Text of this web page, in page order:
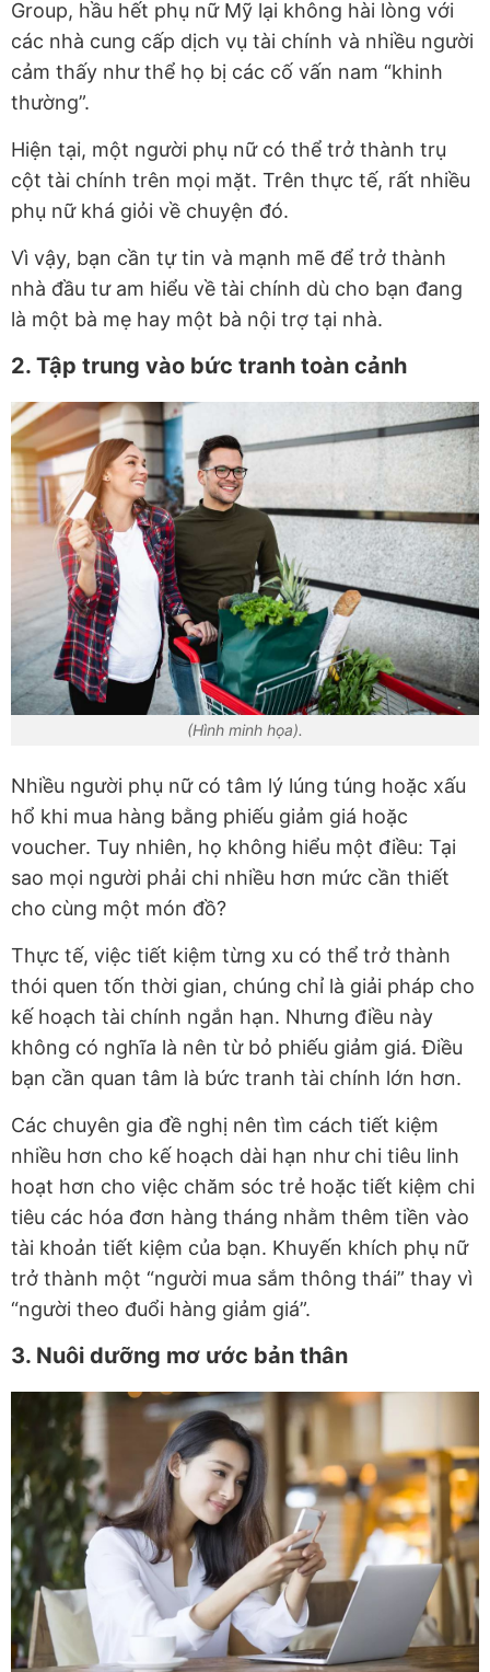
Group, hầu hết phụ nữ Mỹ lại không hài lòng với
các nhà cung cấp dịch vụ tài chính và nhiều người
cảm thấy như thể họ bị các cố vấn nam “khinh
thường”.
Hiện tại, một người phụ nữ có thể trở thành trụ
cột tài chính trên mọi mặt. Trên thực tế, rất nhiều
phụ nữ khá giỏi về chuyện đó.
Vì vậy, bạn cần tự tin và mạnh mẽ để trở thành
nhà đầu tư am hiểu về tài chính dù cho bạn đang
là một bà mẹ hay một bà nội trợ tại nhà.
2. Tập trung vào bức tranh toàn cảnh
(Hình minh họa).
Nhiều người phụ nữ có tâm lý lúng túng hoặc xấu
hổ khi mua hàng bằng phiếu giảm giá hoặc
voucher. Tuy nhiên, họ không hiểu một điều: Tại
sao mọi người phải chi nhiều hơn mức cần thiết
cho cùng một món đồ?
Thực tế, việc tiết kiệm từng xu có thể trở thành
thói quen tốn thời gian, chúng chỉ là giải pháp cho
kế hoạch tài chính ngắn hạn. Nhưng điều này
không có nghĩa là nên từ bỏ phiếu giảm giá. Điều
bạn cần quan tâm là bức tranh tài chính lớn hơn.
Các chuyên gia đề nghị nên tìm cách tiết kiệm
nhiều hơn cho kế hoạch dài hạn như chi tiêu linh
hoạt hơn cho việc chăm sóc trẻ hoặc tiết kiệm chi
tiêu các hóa đơn hàng tháng nhằm thêm tiền vào
tài khoản tiết kiệm của bạn. Khuyến khích phụ nữ
trở thành một “người mua sắm thông thái” thay vì
“người theo đuổi hàng giảm giá”.
3. Nuôi dưỡng mơ ước bản thân